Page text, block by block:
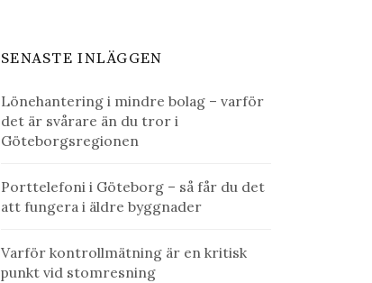
SENASTE INLÄGGEN
Lönehantering i mindre bolag – varför
det är svårare än du tror i
Göteborgsregionen
Porttelefoni i Göteborg – så får du det
att fungera i äldre byggnader
Varför kontrollmätning är en kritisk
punkt vid stomresning